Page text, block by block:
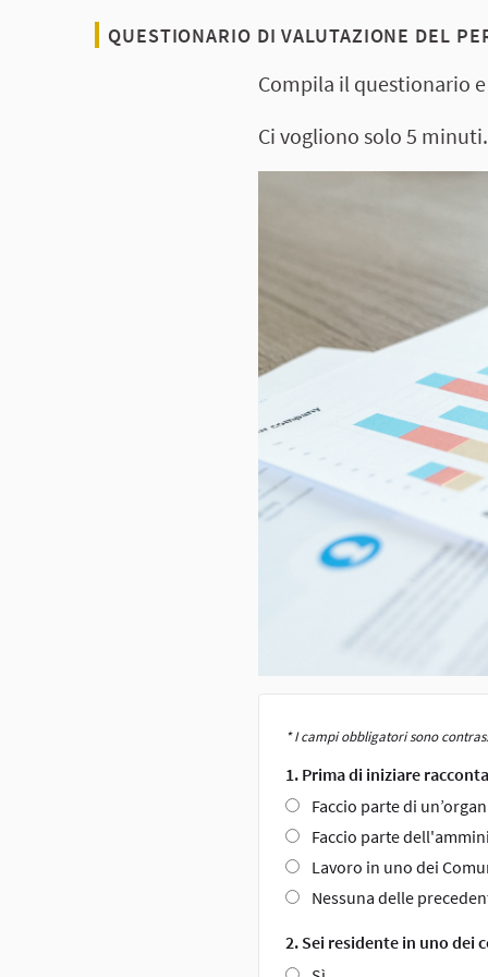
QUESTIONARIO DI VALUTAZIONE DEL
Compila il questionario
Ci vogliono solo 5
* I campi obbligatori sono
Se
sei
una
persona
e
1. Prima di iniziare
Faccio parte di
Faccio parte
Lavoro in uno dei
Nessuna delle
2. Sei residente in uno dei